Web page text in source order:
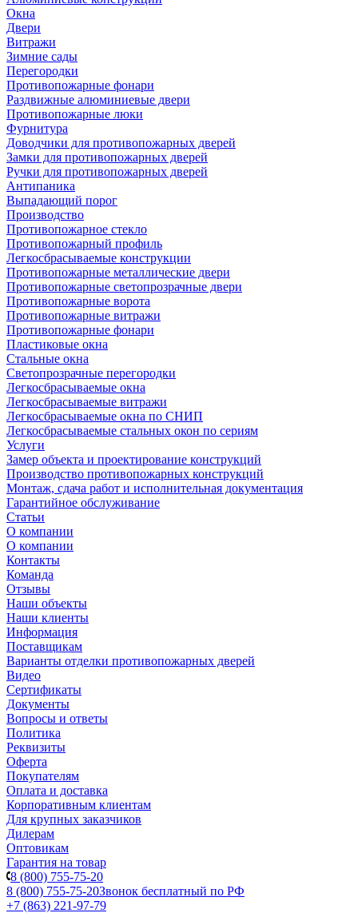
Окна
Двери
Витражи
Зимние сады
Перегородки
Противопожарные фонари
Раздвижные алюминиевые двери
Противопожарные люки
Фурнитура
Доводчики для противопожарных дверей
Замки для противопожарных дверей
Ручки для противопожарных дверей
Антипаника
Выпадающий порог
Производство
Противопожарное стекло
Противопожарный профиль
Легкосбрасываемые конструкции
Противопожарные металлические двери
Противопожарные светопрозрачные двери
Противопожарные ворота
Противопожарные витражи
Противопожарные фонари
Пластиковые окна
Стальные окна
Светопрозрачные перегородки
Легкосбрасываемые окна
Легкосбрасываемые витражи
Легкосбрасываемые окна по СНИП
Легкосбрасываемые стальных окон по сериям
Услуги
Замер объекта и проектирование конструкций
Производство противопожарных конструкций
Монтаж, сдача работ и исполнительная документация
Гарантийное обслуживание
Статьи
О компании
О компании
Контакты
Команда
Отзывы
Наши объекты
Наши клиенты
Информация
Поставщикам
Варианты отделки противопожарных дверей
Видео
Сертификаты
Документы
Вопросы и ответы
Политика
Реквизиты
Оферта
Покупателям
Оплата и доставка
Корпоративным клиентам
Для крупных заказчиков
Дилерам
Оптовикам
Гарантия на товар
8 (800) 755-75-20
8 (800) 755-75-20Звонок бесплатный по РФ
+7 (863) 221-97-79